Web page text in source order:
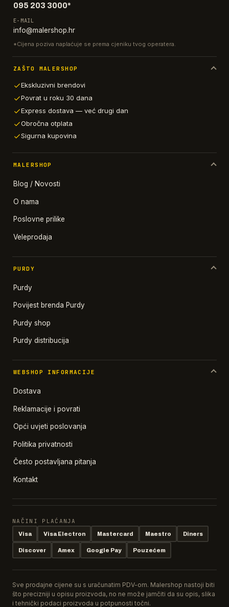
095 203 3000*
E-MAIL
info@malershop.hr
*Cijena poziva naplaćuje se prema cjeniku tvog operatera.
ZAŠTO MALERSHOP
Ekskluzivni brendovi
Povrat u roku 30 dana
Express dostava — već drugi dan
Obročna otplata
Sigurna kupovina
MALERSHOP
Blog / Novosti
O nama
Poslovne prilike
Veleprodaja
PURDY
Purdy
Povijest brenda Purdy
Purdy shop
Purdy distribucija
WEBSHOP INFORMACIJE
Dostava
Reklamacije i povrati
Opći uvjeti poslovanja
Politika privatnosti
Često postavljana pitanja
Kontakt
NAČINI PLAĆANJA
Visa Visa Electron Mastercard Maestro Diners
Discover Amex Google Pay Pouzećem
Sve prodajne cijene su s uračunatim PDV-om. Malershop nastoji biti
što precizniji u opisu proizvoda, no ne može jamčiti da su opis, slika
i tehnički podaci proizvoda u potpunosti točni.